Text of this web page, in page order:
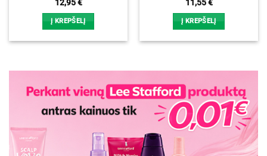
12,95€
Į KREPŠELĮ
11,55€
Į KREPŠELĮ